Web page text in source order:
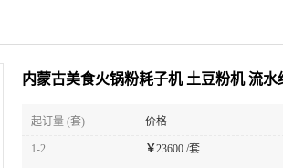
内蒙古美食火锅粉耗子机 土豆粉机 流水
起订量 (套) 价格
1-2 ￥23600 /套